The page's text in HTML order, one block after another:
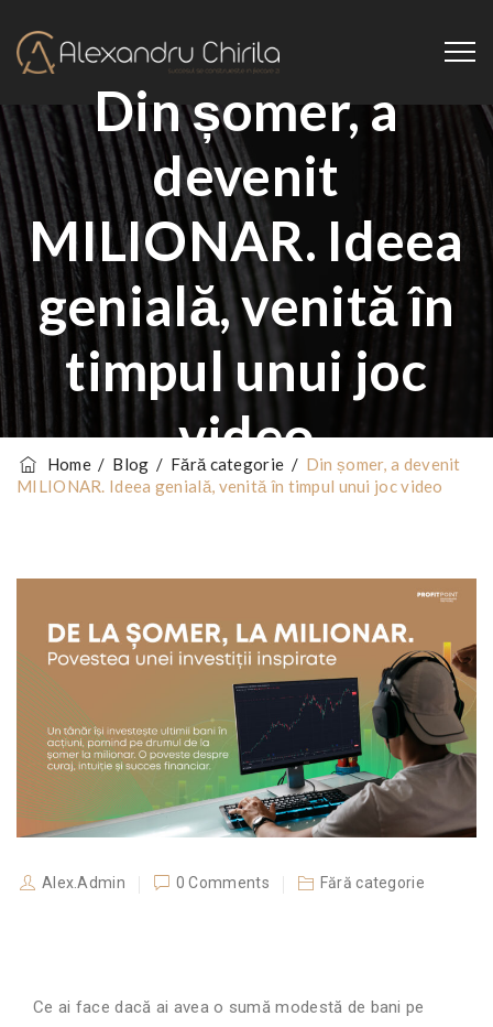
Din șomer, a
devenit
MILIONAR. Ideea
genială, venită în
timpul unui joc
video
Home/ Blog / Fără categorie / Din șomer, a devenit
MILIONAR. Ideea genială, venită în timpul unui joc video
Alex.Admin 0 Comments Fără categorie
Ce ai face dacă ai avea o sumă modestă de bani pe